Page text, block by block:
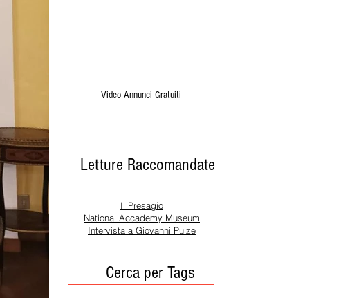
Video Annunci Gratuiti
Letture Raccomandate
Il Presagio
National Accademy Museum
Intervista a Giovanni Pulze
Cerca per Tags